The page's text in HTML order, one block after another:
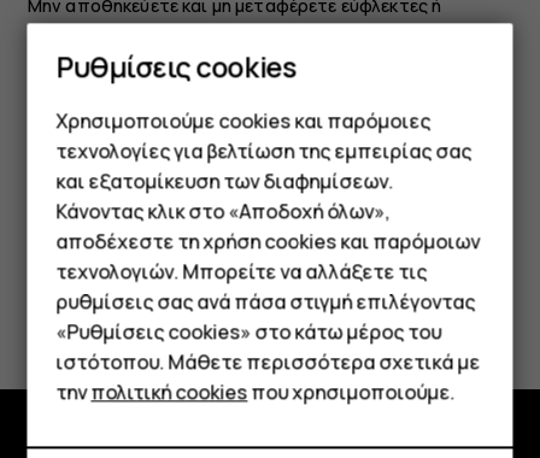
Smartphone
Τηλέφωνα απλής χρήσης
Tablet
Μην αποθηκεύετε και μη μεταφέρετε εύφλεκτες ή
της ή τα εξαρτήματά της. Μην τοποθετείτε τη συσκευή
σας ή εξαρτήματά της στον χώρο που καταλαμβάνει ο
αερόσακος όταν διογκώνεται.
Το βρήκατε χρήσιμο;
Ναι Όχι
Ρυθμίσεις cookies
Χρησιμοποιούμε cookies και παρόμοιες
τεχνολογίες για βελτίωση της εμπειρίας σας
και εξατομίκευση των διαφημίσεων.
Κάνοντας κλικ στο «Αποδοχή όλων»,
αποδέχεστε τη χρήση cookies και παρόμοιων
τεχνολογιών. Μπορείτε να αλλάξετε τις
ρυθμίσεις σας ανά πάσα στιγμή επιλέγοντας
«Ρυθμίσεις cookies» στο κάτω μέρος του
ιστότοπου. Μάθετε περισσότερα σχετικά με
τηνπολιτική cookiesπου χρησιμοποιούμε.